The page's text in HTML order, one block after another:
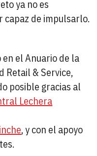
ya no es
capaz de impulsarlo.
el Anuario de la
Retail & Service,
posible gracias al
Lechera
, y con el apoyo